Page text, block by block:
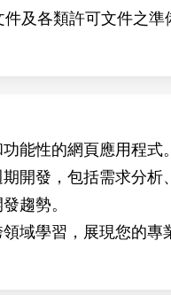
in collaboration
及各類許可文件之準
能性的網頁應用程式。
開發，包括需求分析
趨勢。
域學習，展現您的專